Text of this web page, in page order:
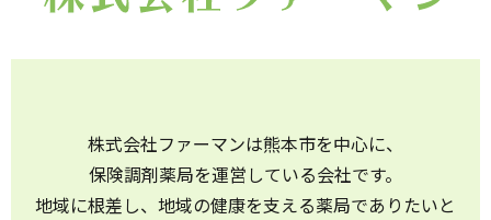
株式会社ファーマンは熊本市を中心に、
保険調剤薬局を運営している会社です。
地域に根差し、地域の健康を支える薬局でありたいと